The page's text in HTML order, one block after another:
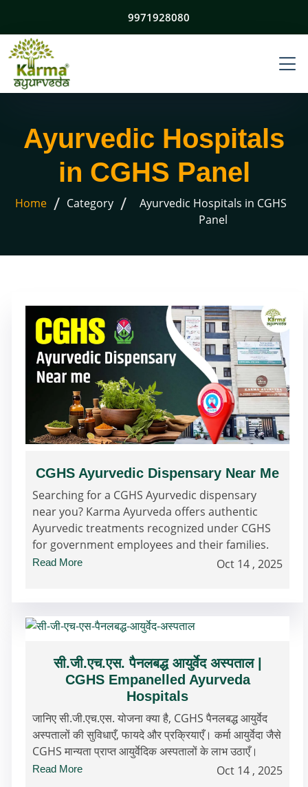
9971928080
Ayurvedic Hospitals
in CGHS Panel
Home / Category /
Ayurvedic Hospitals in CGHS
Panel
CGHS Ayurvedic Dispensary Near Me
Searching for a CGHS Ayurvedic dispensary
near you? Karma Ayurveda offers authentic
Ayurvedic treatments recognized under CGHS
for government employees and their families.
Read More Oct 14 , 2025
सी.जी.एच.एस. पैनलबद्ध आयुर्वेद अस्पताल |
CGHS Empanelled Ayurveda
Hospitals
जानिए सी.जी.एच.एस. योजना क्या है, CGHS पैनलबद्ध आयुर्वेद
अस्पतालों की सुविधाएँ, फायदे और प्रक्रियाएँ। कर्मा आयुर्वेदा जैसे
CGHS मान्यता प्राप्त आयुर्वेदिक अस्पतालों के लाभ उठाएँ।
Read More Oct 14 , 2025